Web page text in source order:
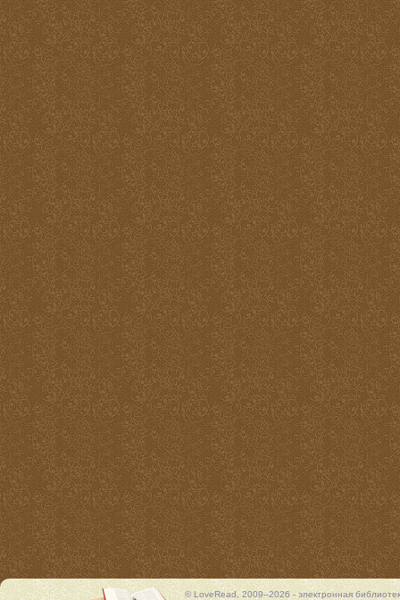
© LoveRead, 2009–2026 - электронная